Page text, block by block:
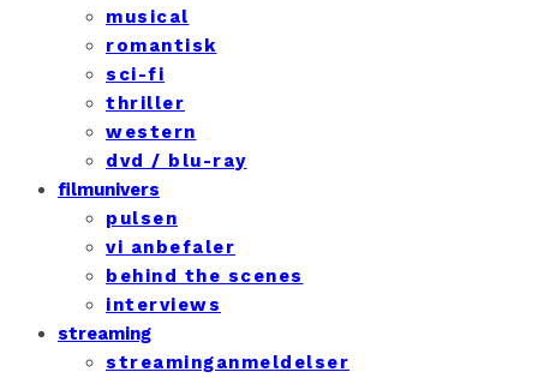
musical
romantisk
sci-fi
thriller
western
dvd / blu-ray
filmunivers
pulsen
vi anbefaler
behind the scenes
interviews
streaming
streaminganmeldelser